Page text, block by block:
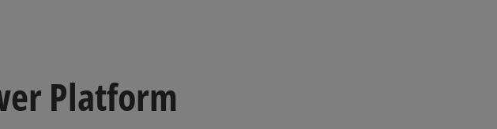
Platform